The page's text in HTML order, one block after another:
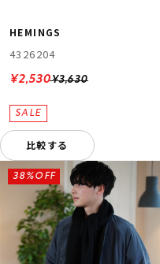
HEMINGS
4326204
¥3,630
¥2,530
比較する
38%OFF